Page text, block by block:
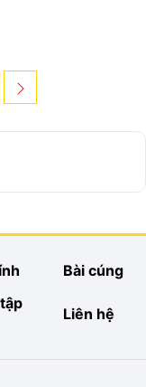
Next
Bài cúng
Liên hệ